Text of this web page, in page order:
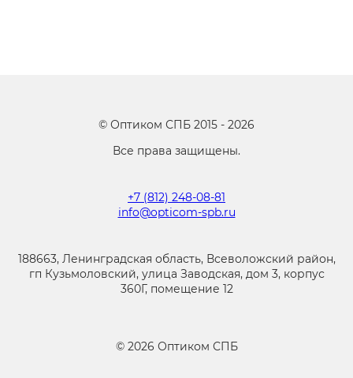
© Оптиком СПБ 2015 - 2026
Все права защищены.
+7 (812) 248-08-81
info@opticom-spb.ru
188663, Ленинградская область, Всеволожский район,
гп Кузьмоловский, улица Заводская, дом 3, корпус
360Г, помещение 12
© 2026 Оптиком СПБ